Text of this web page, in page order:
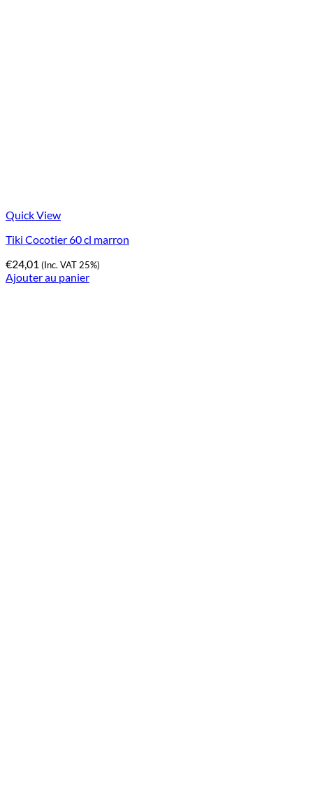
Quick View
Tiki Cocotier 60 cl marron
€24,01 (Inc. VAT 25%)
Ajouter au panier